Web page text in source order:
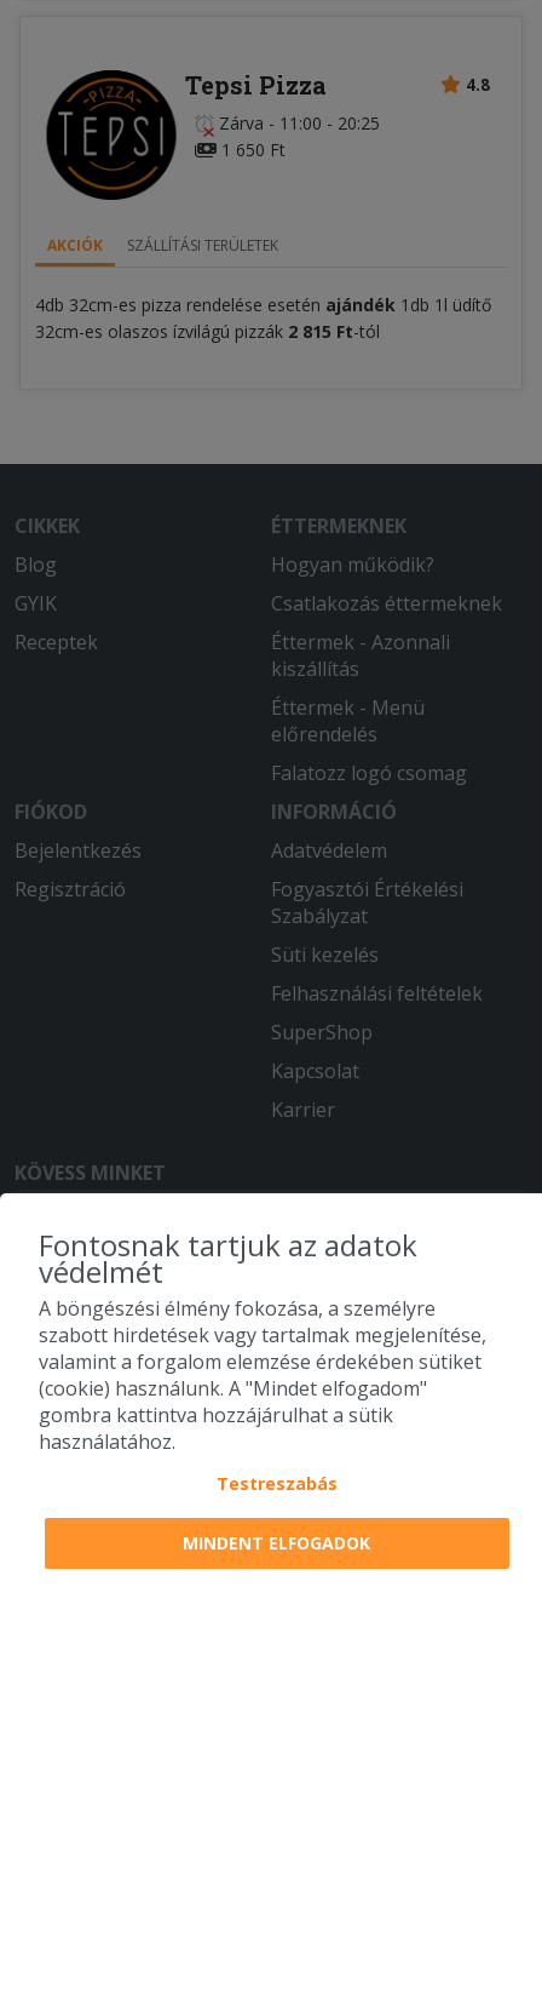
4.8
Tepsi Pizza
Zárva - 11:00 - 20:25
1 650 Ft
AKCIÓK SZÁLLÍTÁSI TERÜLETEK
4db 32cm-es pizza rendelése esetén ajándék 1db 1l üdítő
32cm-es olaszos ízvilágú pizzák 2 815 Ft-tól
CIKKEK
Blog
GYIK
Receptek
ÉTTERMEKNEK
Hogyan működik?
Csatlakozás éttermeknek
Éttermek - Azonnali
kiszállítás
Éttermek - Menü
előrendelés
Falatozz logó csomag
FIÓKOD
Bejelentkezés
Regisztráció
INFORMÁCIÓ
Adatvédelem
Fogyasztói Értékelési
Szabályzat
Süti kezelés
Felhasználási feltételek
SuperShop
Kapcsolat
Karrier
KÖVESS MINKET
Fontosnak tartjuk az adatok
védelmét
A böngészési élmény fokozása, a személyre
szabott hirdetések vagy tartalmak megjelenítése,
valamint a forgalom elemzése érdekében sütiket
(cookie) használunk. A "Mindet elfogadom"
gombra kattintva hozzájárulhat a sütik
használatához.
Testreszabás
MINDENT ELFOGADOK